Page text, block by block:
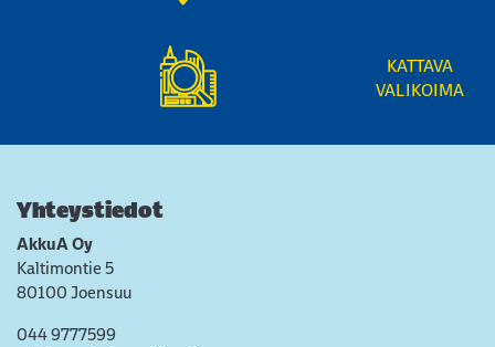
KATTAVA
VALIKOIMA
Yhteystiedot
AkkuA Oy
Kaltimontie 5
80100 Joensuu
044 9777599